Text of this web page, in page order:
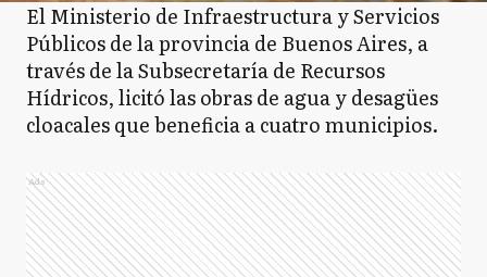
El Ministerio de Infraestructura y Servicios
Públicos de la provincia de Buenos Aires, a
través de la Subsecretaría de Recursos
Hídricos, licitó las obras de agua y desagües
cloacales que beneficia a cuatro municipios.
Ads